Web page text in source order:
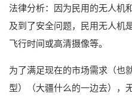
法律分析：因为民用的无人机
及到了安全问题，民用无人机
飞行时间或高清摄像等。
为了满足现在的市场需求（也
型）（大疆什么的一边去），